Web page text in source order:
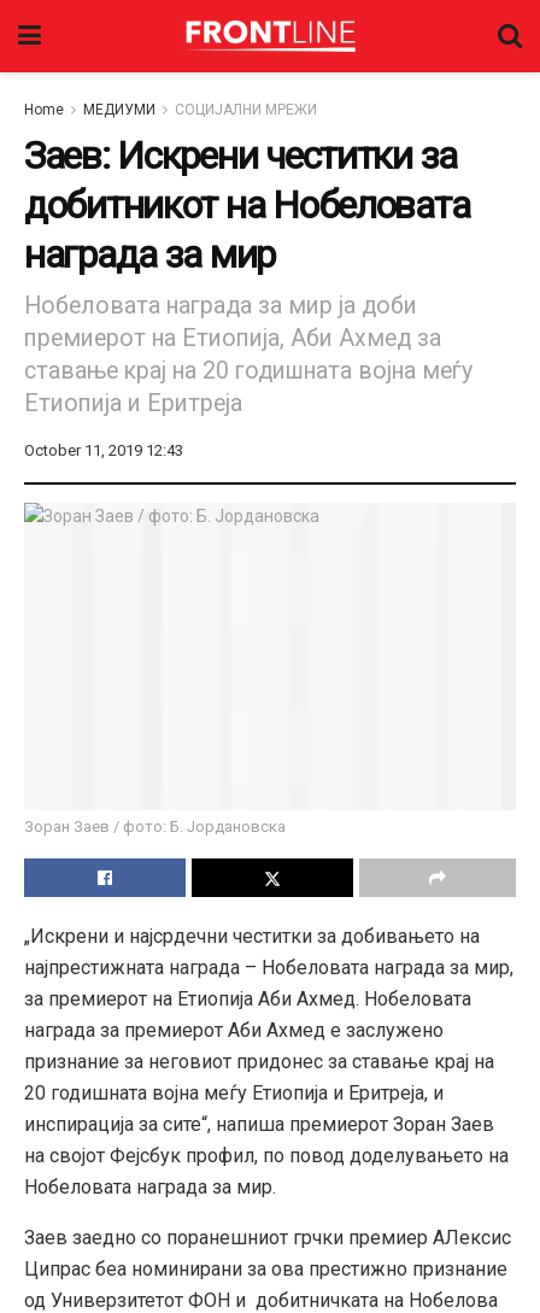
Home МЕДИУМИ СОЦИЈАЛНИ МРЕЖИ
Заев: Искрени честитки за
добитникот на Нобеловата
наградa за мир
Нобеловата награда за мир ја доби
премиерот на Етиопија, Аби Ахмед за
ставање крај на 20 годишната војна меѓу
Етиопија и Еритреја
October 11, 2019 12:43
Зоран Заев / фото: Б. Јордановска
„Искрени и најсрдечни честитки за добивањето на
најпрестижната награда – Нобеловата награда за мир,
за премиерот на Етиопија Аби Ахмед. Нобеловата
награда за премиерот Аби Ахмед е заслужено
признание за неговиот придонес за ставање крај на
20 годишната војна меѓу Етиопија и Еритреја, и
инспирација за сите“, напиша премиерот Зоран Заев
на својот Фејсбук профил, по повод доделувањето на
Нобеловата награда за мир.
Заев заедно со поранешниот грчки премиер АЛексис
Ципрас беа номинирани за ова престижно признание
од Универзитетот ФОН и добитничката на Нобелова